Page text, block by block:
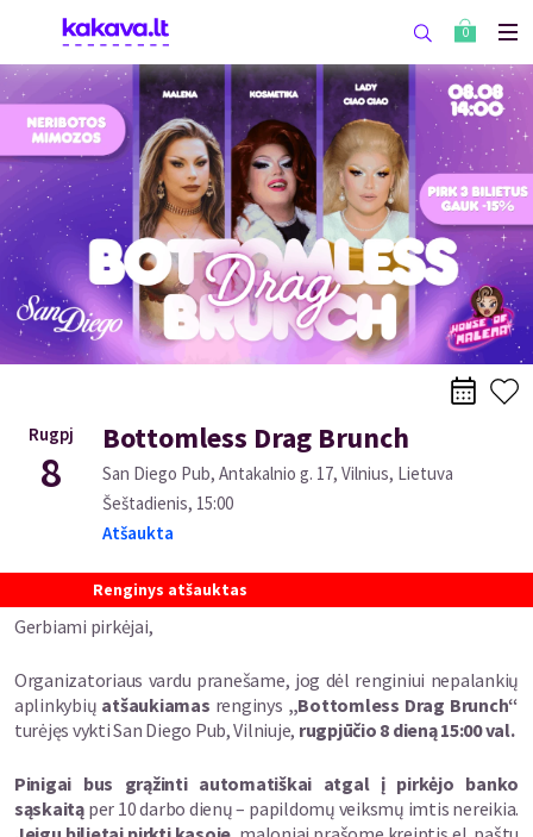
0
Rugpj
8
Bottomless Drag Brunch
San Diego Pub, Antakalnio g. 17, Vilnius, Lietuva
Šeštadienis, 15:00
Atšaukta
Renginys atšauktas
Gerbiami pirkėjai,
Organizatoriaus vardu pranešame, jog dėl renginiui nepalankių
aplinkybių atšaukiamas renginys „Bottomless Drag Brunch“
turėjęs vyktiSan Diego Pub, Vilniuje, rugpjūčio 8 dieną 15:00 val.
Pinigai bus grąžinti automatiškai atgal į pirkėjo banko
sąskaitąper 10 darbo dienų – papildomų veiksmų imtis nereikia.